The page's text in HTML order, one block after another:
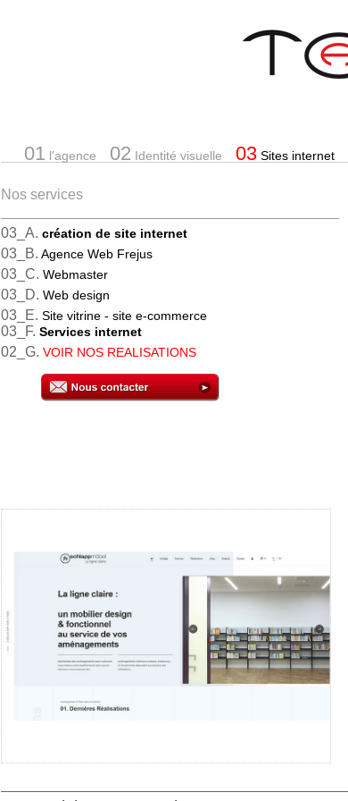
01 l'agence 02 Identité visuelle 03Sites internet
Nos services
03_A. création de site internet
03_B. Agence Web Frejus
03_C. Webmaster
03_D. Web design
03_E. Site vitrine - site e-commerce
03_F. Services internet
02_G. VOIR NOS REALISATIONS